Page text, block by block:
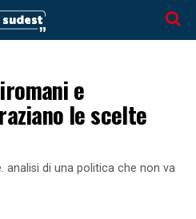
e
le scelte
analisi di una politica che non va